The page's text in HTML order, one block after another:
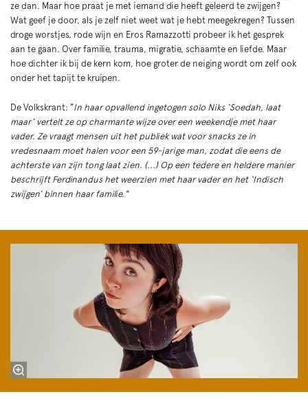
ze dan. Maar hoe praat je met iemand die heeft geleerd te zwijgen?
Wat geef je door, als je zelf niet weet wat je hebt meegekregen? Tussen
droge worstjes, rode wijn en Eros Ramazzotti probeer ik het gesprek
aan te gaan. Over familie, trauma, migratie, schaamte en liefde. Maar
hoe dichter ik bij de kern kom, hoe groter de neiging wordt om zelf ook
onder het tapijt te kruipen.
De Volkskrant: "In haar opvallend ingetogen solo Niks ‘Soedah, laat
maar’ vertelt ze op charmante wijze over een weekendje met haar
vader. Ze vraagt mensen uit het publiek wat voor snacks ze in
vredesnaam moet halen voor een 59-jarige man, zodat die eens de
achterste van zijn tong laat zien. (...) Op een tedere en heldere manier
beschrijft Ferdinandus het weerzien met haar vader en het ‘Indisch
zwijgen’ binnen haar familie."